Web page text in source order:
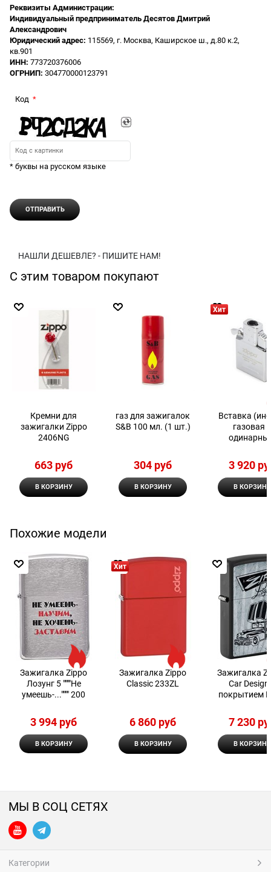
Реквизиты Администрации:
Индивидуальный предприниматель Десятов Дмитрий
Александрович
Юридический адрес: 115569, г. Москва, Каширское ш., д.80 к.2,
кв.901
ИНН: 773720376006
ОГРНИП: 304770000123791
Код
* буквы на русском языке
НАШЛИ ДЕШЕВЛЕ? - ПИШИТЕ НАМ!
С этим товаром покупают
Кремни для
зажигалки Zippo
2406NG
663 руб
В КОРЗИНУ
газ для зажигалок
S&B 100 мл. (1 шт.)
304 руб
В КОРЗИНУ
Хит
Вставка
газовая с
широкой
Zippo
3 920
В КОРЗИНУ
Похожие модели
Зажигалка Zippo
Лозунг 5 """"Не
умеешь-..."""" 200
3 994 руб
В КОРЗИНУ
Хит
Зажигалка Zippo
Classic 233ZL
6 860 руб
В КОРЗИНУ
Зажигалка
Car Design
покрытием
7 230
В КОРЗИНУ
МЫ В СОЦ СЕТЯХ
Категории